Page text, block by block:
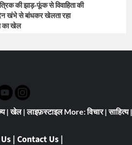
की झाड़-फूंक से विवाहिता की
खंभे से बांधकर खेलता रहा
का खेल
|खेल|लाइफ़स्टाइल More:विचार|साहित्य|
| Contact Us |